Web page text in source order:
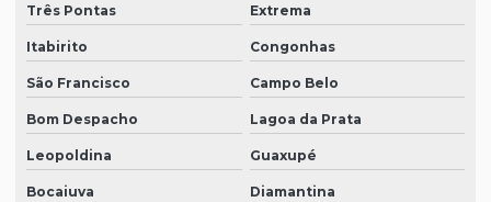
Três Pontas Extrema
Itabirito Congonhas
São Francisco Campo Belo
Bom Despacho Lagoa da Prata
Leopoldina Guaxupé
Bocaiuva Diamantina